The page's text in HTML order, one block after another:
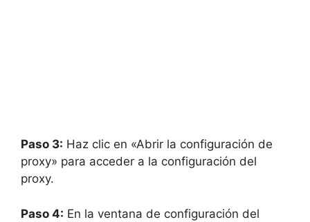
Paso 3: Haz clic en «Abrir la configuración de
proxy» para acceder a la configuración del
proxy.
Paso 4: En la ventana de configuración del